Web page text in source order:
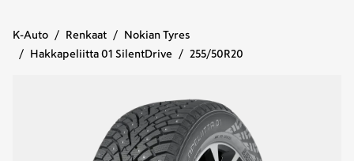
K-Auto Renkaat
Nokian Tyres
Hakkapeliitta 01 SilentDrive
255/50R20